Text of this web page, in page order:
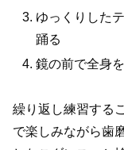
ゆっくりした
踊る
鏡の前で全身
繰り返し練習する
で楽しみながら歯